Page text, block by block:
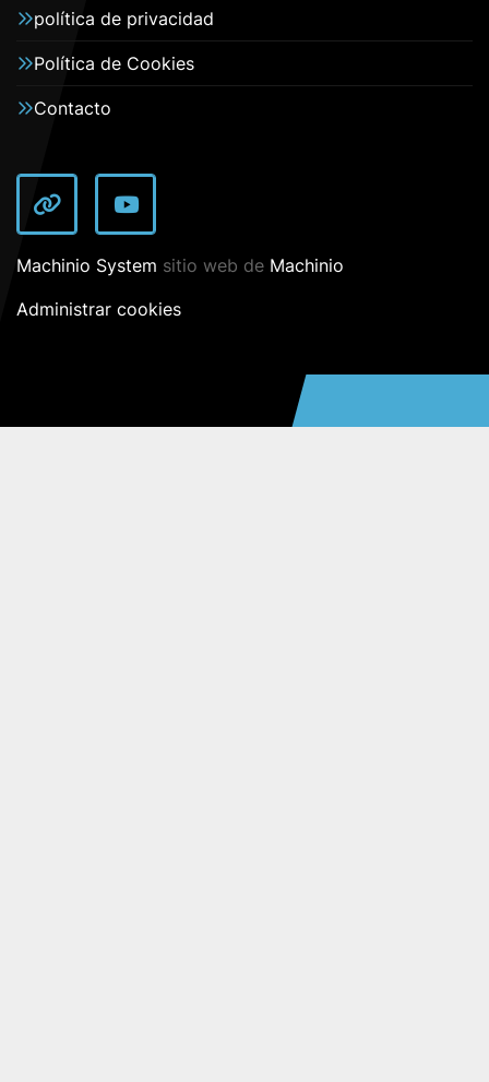
política de privacidad
Política de Cookies
Contacto
other youtube
Machinio System sitio web de Machinio
Administrar cookies